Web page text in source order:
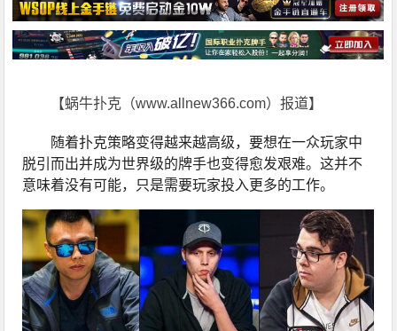
【蜗牛扑克（www.allnew366.com）报道】
随着扑克策略变得越来越高级，要想在一众玩家中
脱引而出并成为世界级的牌手也变得愈发艰难。这并不
意味着没有可能，只是需要玩家投入更多的工作。